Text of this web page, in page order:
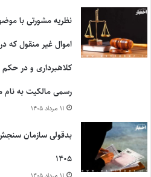
نظریه مشورتی با
اموال غیر منقول که
کلاهبرداری و در حکم
رسمی مالکیت به
۱۱ مرداد ۱۴۰۵
بدقولی سازمان سنجش
۱۴۰۵